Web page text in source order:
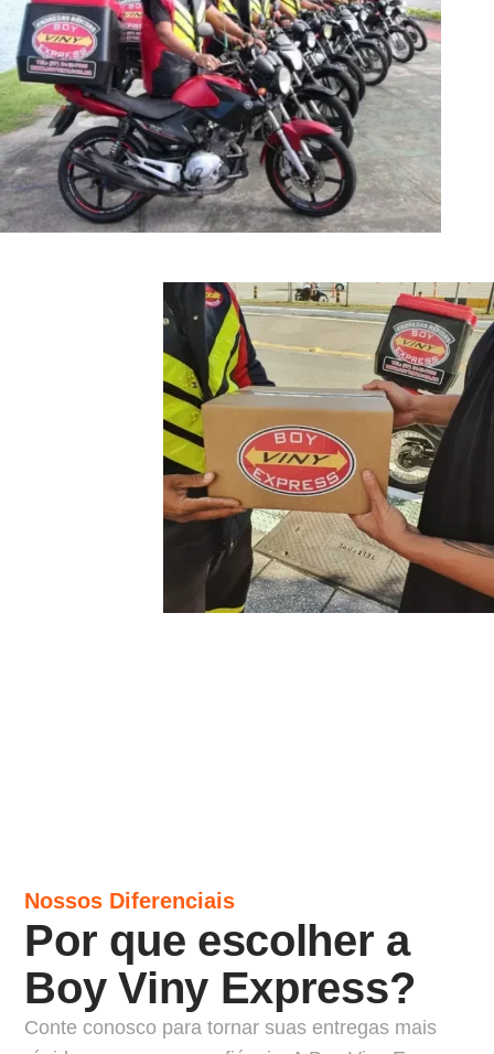
Nossos Diferenciais
Por que escolher a
Boy Viny Express?
Conte conosco para tornar suas entregas mais